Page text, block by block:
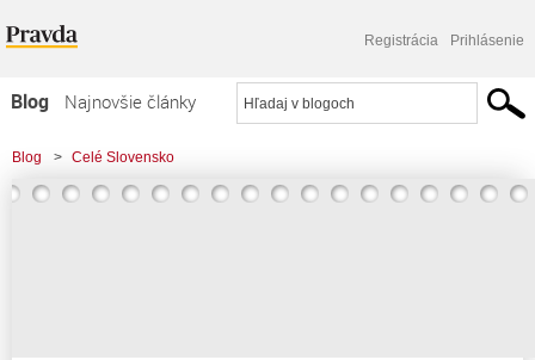
Registrácia Prihlásenie
Blog
Najnovšie články
Najčítanejšie články
Najkomentovanejšie články
Blog > Celé Slovensko